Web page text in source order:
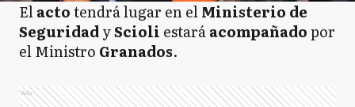
Elactotendrá lugar en elMinisterio de
SeguridadyScioli estaráacompañadopor
el Ministro Granados.
Ads